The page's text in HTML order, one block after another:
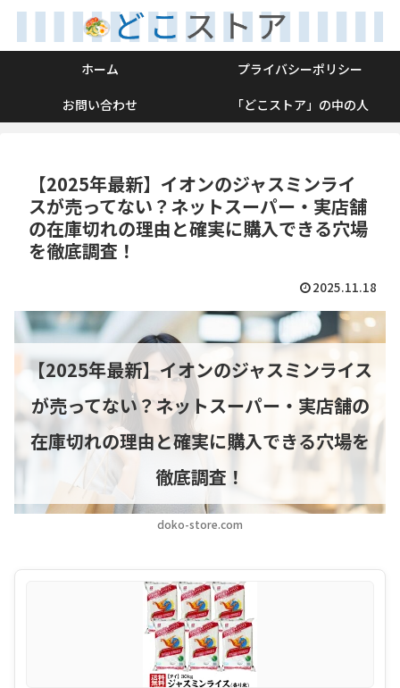
ホーム
プライバシーポリシー
お問い合わせ
「どこストア」の中の人
【2025年最新】イオンのジャスミンライ
スが売ってない？ネットスーパー・実店舗
の在庫切れの理由と確実に購入できる穴場
を徹底調査！
2025.11.18
doko-store.com
【2025年最新】イオンのジャスミンライス
が売ってない？ネットスーパー・実店舗の
在庫切れの理由と確実に購入できる穴場を
徹底調査！